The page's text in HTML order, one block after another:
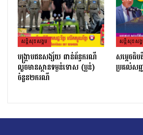
សន្តិសុខសង្គម
បង្ក្រាបជនសង្ស័យ ពាន់ព័ន្ធករណី
លួចមានស្ថានទម្ងន់ទោស (ប្លន់)
ចំនួន២ករណី
សន្តិសុខសង្
សម្ដេចធិ
ប្រគល់សញ្ញ